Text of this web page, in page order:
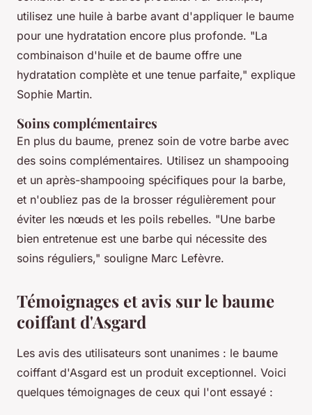
utilisez une huile à barbe avant d'appliquer le baume
pour une hydratation encore plus profonde. "La
combinaison d'huile et de baume offre une
hydratation complète et une tenue parfaite," explique
Sophie Martin.
Soins complémentaires
En plus du baume, prenez soin de votre barbe avec
des soins complémentaires. Utilisez un shampooing
et un après-shampooing spécifiques pour la barbe,
et n'oubliez pas de la brosser régulièrement pour
éviter les nœuds et les poils rebelles. "Une barbe
bien entretenue est une barbe qui nécessite des
soins réguliers," souligne Marc Lefèvre.
Témoignages et avis sur le baume
coiffant d'Asgard
Les avis des utilisateurs sont unanimes : le baume
coiffant d'Asgard est un produit exceptionnel. Voici
quelques témoignages de ceux qui l'ont essayé :